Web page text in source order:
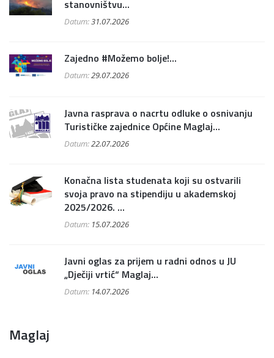
stanovništvu...
Datum:31.07.2026
Zajedno #Možemo bolje!...
Datum:29.07.2026
Javna rasprava o nacrtu odluke o osnivanju
Turističke zajednice Općine Maglaj...
Datum:22.07.2026
Konačna lista studenata koji su ostvarili
svoja pravo na stipendiju u akademskoj
2025/2026. ...
Datum: 15.07.2026
Javni oglas za prijem u radni odnos u JU
„Dječiji vrtić“ Maglaj...
Datum: 14.07.2026
Maglaj